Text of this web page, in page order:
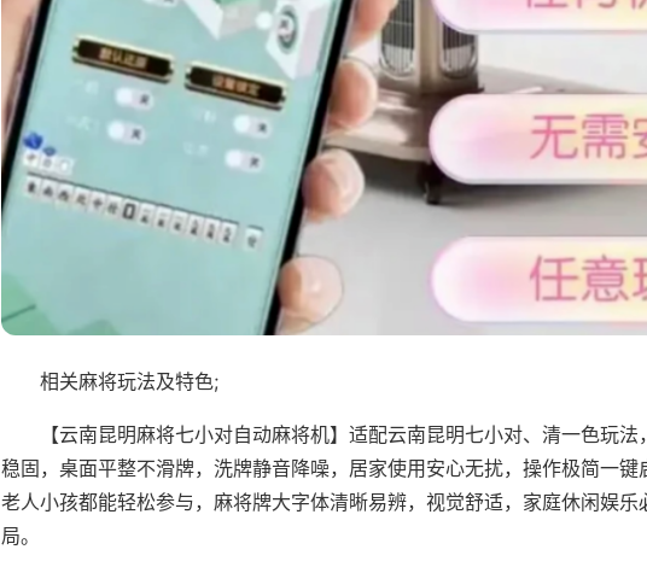
相关麻将玩法及特色;
【云南昆明麻将七小对自动麻将机】适配云南昆明七小对、清一色玩
稳固，桌面平整不滑牌，洗牌静音降噪，居家使用安心无扰，操作极简一键
老人小孩都能轻松参与，麻将牌大字体清晰易辨，视觉舒适，家庭休闲娱乐
局。